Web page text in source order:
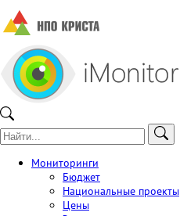
Мониторинги
Бюджет
Национальные проекты
Цены